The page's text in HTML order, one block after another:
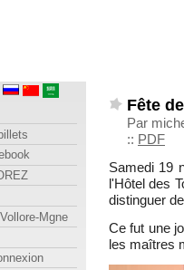
Fête
Par
:: PDF
Samedi 19
l'Hôtel des
distinguer
Ce fut une
les maîtres
Mgne